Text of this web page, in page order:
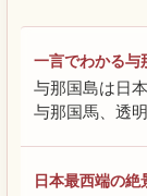
一言でわかる与
与那国島は日
与那国馬、透
日本最西端の絶